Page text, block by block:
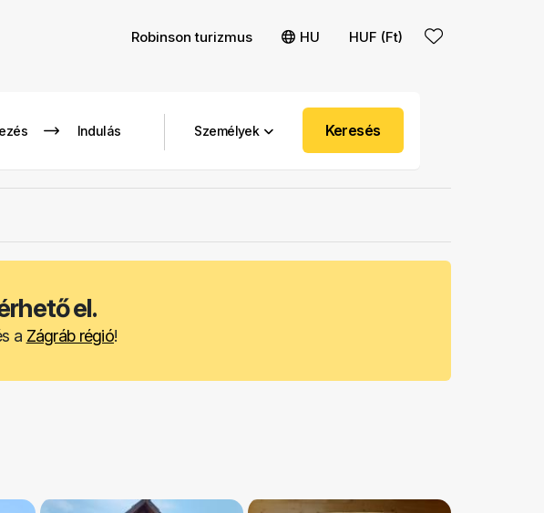
Robinson turizmus HU HUF (Ft)
Személyek Keresés
el.
a Zágráb régió!